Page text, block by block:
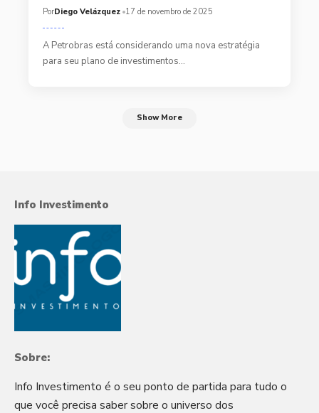
PorDiego Velázquez 17 de novembro de 2025
A Petrobras está considerando uma nova estratégia
para seu plano de investimentos…
Show More
Info Investimento
Sobre:
Info Investimento é o seu ponto de partida para tudo o
que você precisa saber sobre o universo dos